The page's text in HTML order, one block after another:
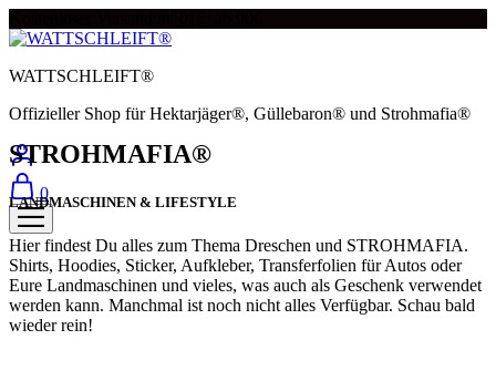
WATTSCHLEIFT®
Offizieller Shop für Hektarjäger®, Güllebaron® und Strohmafia®
0
STROHMAFIA®
LANDMASCHINEN & LIFESTYLE
Hier findest Du alles zum Thema Dreschen und STROHMAFIA.
Shirts, Hoodies, Sticker, Aufkleber, Transferfolien für Autos oder
Eure Landmaschinen und vieles, was auch als Geschenk verwendet
werden kann. Manchmal ist noch nicht alles Verfügbar. Schau bald
wieder rein!